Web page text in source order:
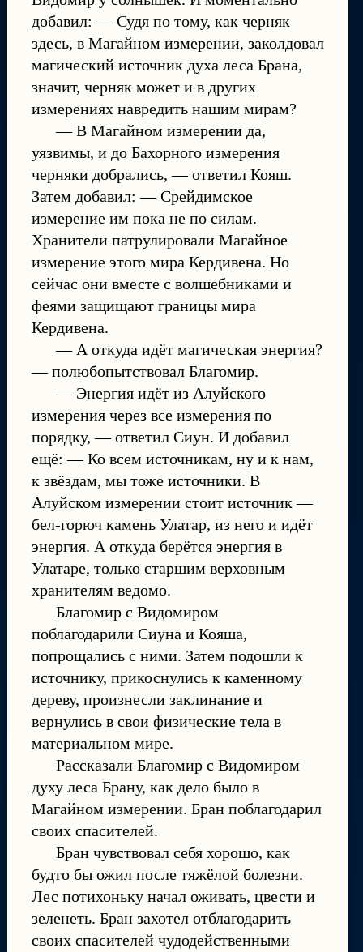
добавил: — Судя по тому, как черняк
здесь, в Магайном измерении, заколдовал
магический источник духа леса Брана,
значит, черняк может и в других
измерениях навредить нашим мирам?
— В Магайном измерении да,
уязвимы, и до Бахорного измерения
черняки добрались, — ответил Кояш.
Затем добавил: — Срейдимское
измерение им пока не по силам.
Хранители патрулировали Магайное
измерение этого мира Кердивена. Но
сейчас они вместе с волшебниками и
феями защищают границы мира
Кердивена.
— А откуда идёт магическая энергия?
— полюбопытствовал Благомир.
— Энергия идёт из Алуйского
измерения через все измерения по
порядку, — ответил Сиун. И добавил
ещё: — Ко всем источникам, ну и к нам,
к звёздам, мы тоже источники. В
Алуйском измерении стоит источник —
бел-горюч камень Улатар, из него и идёт
энергия. А откуда берётся энергия в
Улатаре, только старшим верховным
хранителям ведомо.
Благомир с Видомиром
поблагодарили Сиуна и Кояша,
попрощались с ними. Затем подошли к
источнику, прикоснулись к каменному
дереву, произнесли заклинание и
вернулись в свои физические тела в
материальном мире.
Рассказали Благомир с Видомиром
духу леса Брану, как дело было в
Магайном измерении. Бран поблагодарил
своих спасителей.
Бран чувствовал себя хорошо, как
будто бы ожил после тяжёлой болезни.
Лес потихоньку начал оживать, цвести и
зеленеть. Бран захотел отблагодарить
своих спасителей чудодейственными